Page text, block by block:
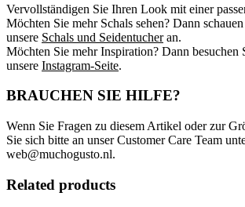
Vervollständigen Sie Ihren Look mit einer
Möchten Sie mehr Schals sehen? Dann
unsere Schals und Seidentucher an.
Möchten Sie mehr Inspiration? Dann besuchen
unsere Instagram-Seite.
BRAUCHEN SIE HILFE?
Wenn Sie Fragen zu diesem Artikel oder zur
Sie sich bitte an unser Customer Care Team
web@muchogusto.nl.
Related products